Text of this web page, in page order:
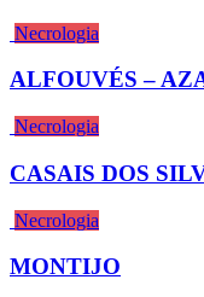
Necrologia
ALFOUVÉS –
Necrologia
CASAIS DOS
Necrologia
MONTIJO